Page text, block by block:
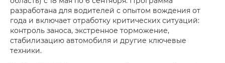
разработана для водителей с опытом вождения от
года и включает отработку критических ситуаций:
контроль заноса, экстренное торможение,
стабилизацию автомобиля и другие ключевые
техники.